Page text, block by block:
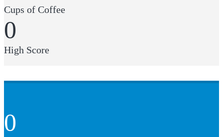
Cups of Coffee
0
High Score
0